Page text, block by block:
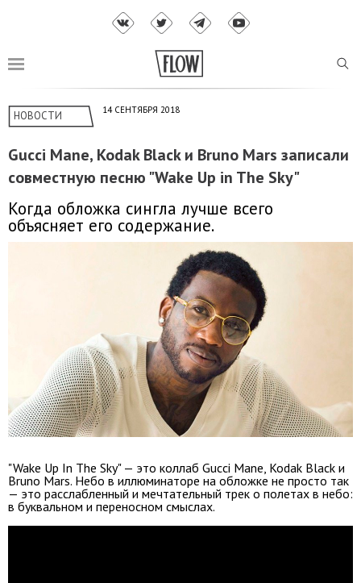
НОВОСТИ 14 СЕНТЯБРЯ 2018
Gucci Mane, Kodak Black и Bruno Mars записали
совместную песню "Wake Up in The Sky"
Когда обложка сингла лучше всего
объясняет его содержание.
"Wake Up In The Sky" — это коллаб Gucci Mane, Kodak Black и
Bruno Mars. Небо в иллюминаторе на обложке не просто так
— это расслабленный и мечтательный трек о полетах в небо:
в буквальном и переносном смыслах.